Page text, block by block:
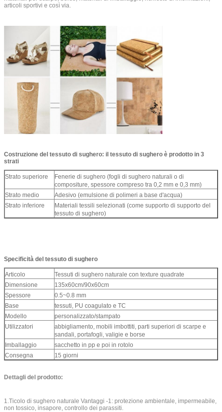
articoli sportivi e così via.
Costruzione del tessuto di sughero: il tessuto di sughero è prodotto in 3
strati
Strato superiore
Fenerie di sughero (fogli di sughero naturali o di
compositure, spessore compreso tra 0,2 mm e 0,3 mm)
Strato medio
Adesivo (emulsione di polimeri a base d'acqua)
Strato inferiore
Materiali tessili selezionati (come supporto di supporto del
tessuto di sughero)
Specificità del tessuto di sughero
Articolo
Tessuti di sughero naturale con texture quadrate
Dimensione
135x60cm/90x60cm
Spessore
0.5~0.8 mm
Base
tessuti, PU coagulato e TC
Modello
personalizzato/stampato
Utilizzatori
abbigliamento, mobili imbottiti, parti superiori di scarpe e
sandali, portafogli, valigie e borse
Imballaggio
sacchetto in pp e poi in rotolo
Consegna
15 giorni
Dettagli del prodotto:
1.Ticolo di sughero naturale Vantaggi -1: protezione ambientale, impermeabile,
non tossico, insapore, controllo dei parassiti.